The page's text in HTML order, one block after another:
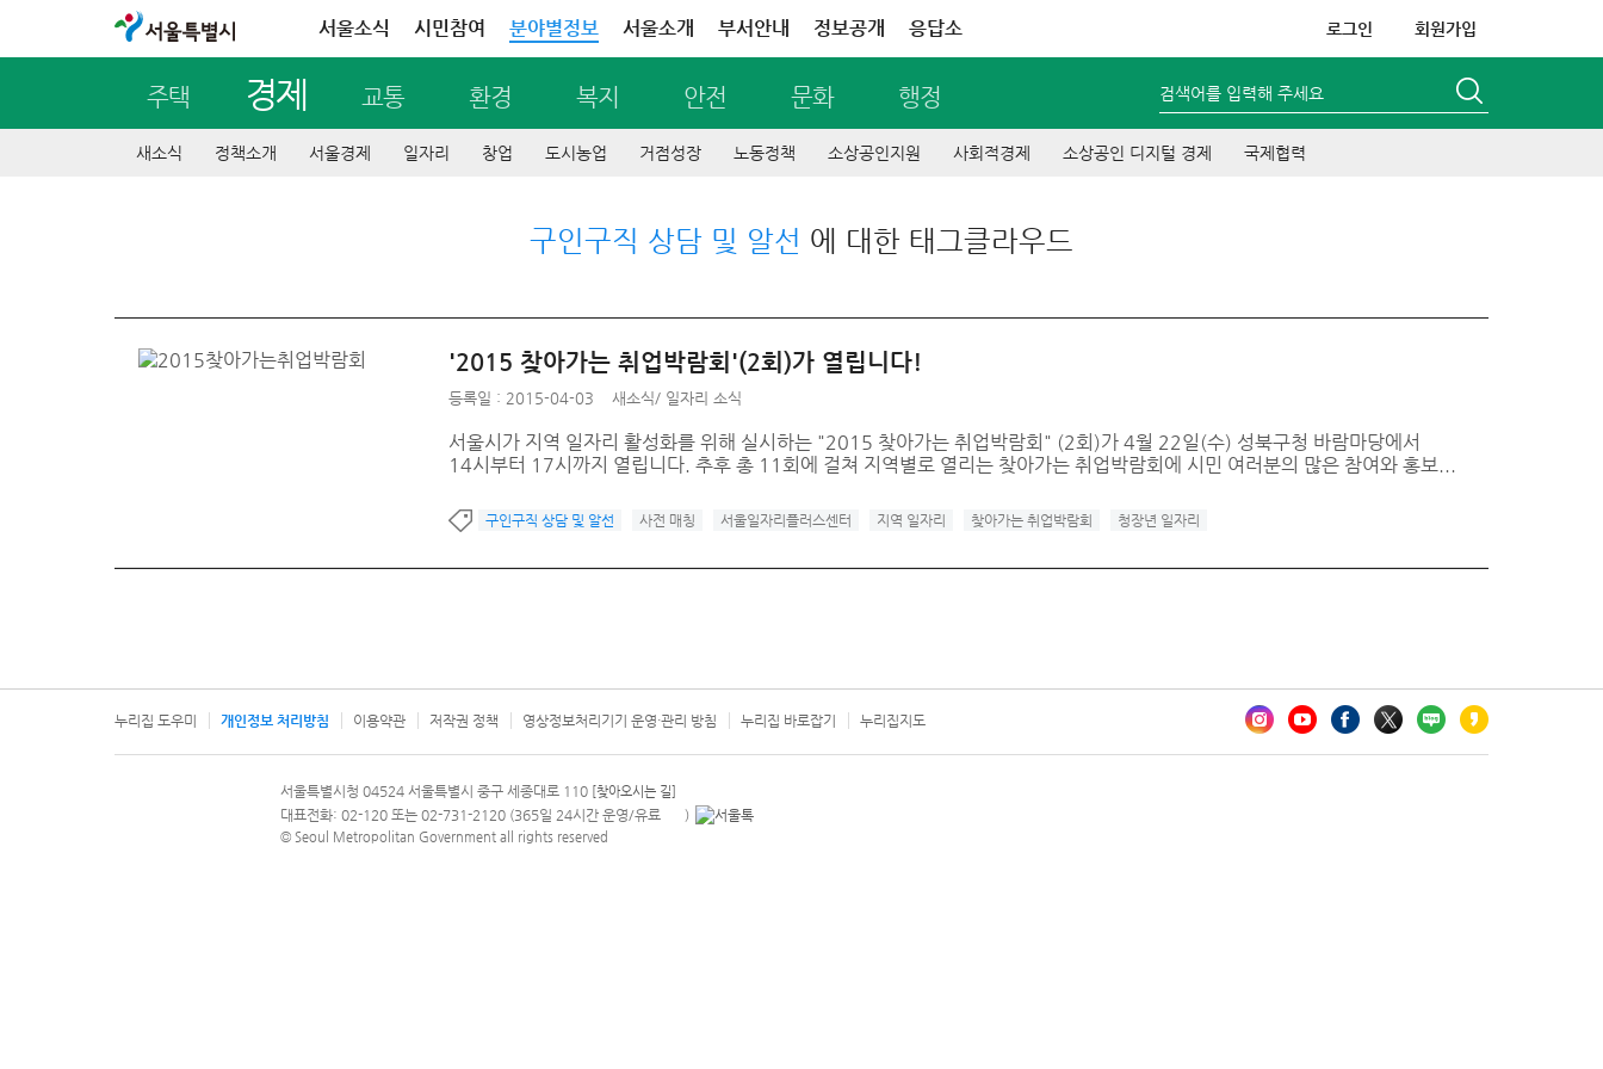
서울특별시 서울소식 시민참여 분야별정보 서울소개 부서안내 정보공개 응답소 로그인 회원가입
주택 경제 교통 환경 복지 안전 문화 행정 검색어를 입력해 주세요
새소식 정책소개 서울경제 일자리 창업 도시농업 거점성장 노동정책 소상공인지원 사회적경제 소상공인 디지털 경제 국제협력
구인구직 상담 및 알선 에 대한 태그클라우드
'2015 찾아가는 취업박람회'(2회)가 열립니다!
등록일 : 2015-04-03 새소식/ 일자리 소식
서울시가 지역 일자리 활성화를 위해 실시하는 "2015 찾아가는 취업박람회" (2회)가 4월 22일(수) 성북구청 바람마당에서
14시부터 17시까지 열립니다. 추후 총 11회에 걸쳐 지역별로 열리는 찾아가는 취업박람회에 시민 여러분의 많은 참여와 홍보...
구인구직 상담 및 알선 사전 매칭 서울일자리플러스센터 지역 일자리 찾아가는 취업박람회 청장년 일자리
누리집 도우미 개인정보 처리방침 이용약관 저작권 정책 영상정보처리기기 운영·관리 방침 누리집 바로잡기 누리집지도
문의 전화번호 120, 120 다산콜재단
서울특별시청 04524 서울특별시 중구 세종대로 110 [찾아오시는 길]
대표전화: 02-120 또는 02-731-2120 (365일 24시간 운영/유료 안내팝업 열기
)
© Seoul Metropolitan Government all rights reserved